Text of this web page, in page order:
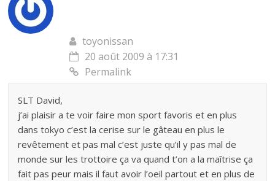
toyonissan
20 août 2009 à 17:31
Permalink
SLT David,
j’ai plaisir a te voir faire mon sport favoris et en plus
dans tokyo c’est la cerise sur le gâteau en plus le
revêtement et pas mal c’est juste qu’il y pas mal de
monde sur les trottoire ça va quand t’on a la maîtrise ça
fait pas peur mais il faut avoir l’oeil partout et en plus de